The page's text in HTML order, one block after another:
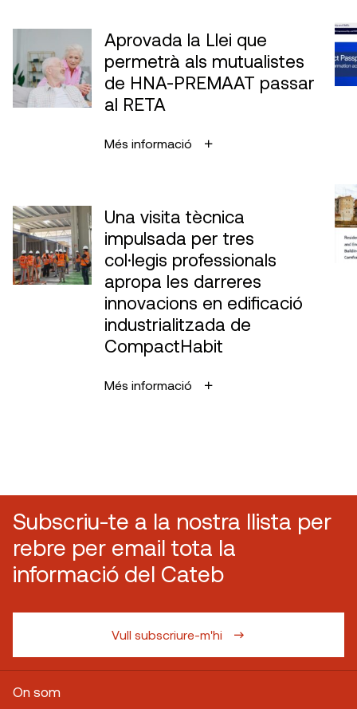
Aprovada la Llei que
permetrà als mutualistes
de HNA-PREMAAT passar
al RETA
Més informació
Una visita tècnica
impulsada per tres
col·legis professionals
apropa les darreres
innovacions en edificació
industrialitzada de
CompactHabit
Més informació
Subscriu-te a la nostra llista per
rebre per email tota la
informació del Cateb
Vull subscriure-m'hi
On som